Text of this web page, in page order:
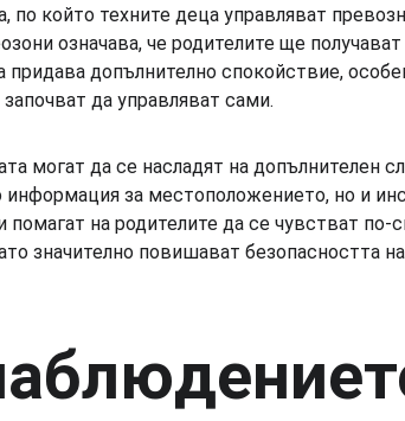
по който техните деца управляват
означава, че родителите ще
придава допълнително спокойствие,
да управляват сами.
могат да се насладят на допълнителен
информация за местоположението, но и
на родителите да се чувстват
значително повишават безопасността